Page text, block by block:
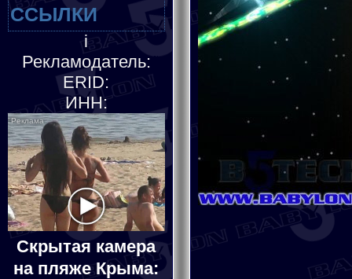
ССЫЛКИ
i
Рекламодатель:
ERID:
ИНН:
Скрытая камера
на пляже Крыма: